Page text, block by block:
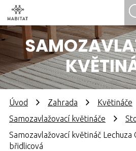
Úvod Zahrada
Květináče
Samozavlažovací květináče
Samozavlažovací květináč Lechuza
břidlicová